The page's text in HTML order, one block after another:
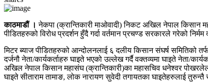
काठमाडौं । नेकपा (क्रान्तिकारी माओवादी) निकट अखिल नेपाल किसान
पीडितहरुको विरोध प्रदर्शन हुँदै गर्दा वर्तमान प्रचण्ड सरकारले गरेको
मिटर ब्याज पीडितहरुको आन्दोलनलाई ६ दलीय किसान संघर्ष समितिको
दर्जनौ नेता/कार्यकर्ताहरु घाइते भएको उल्लेख गर्दै वक्तव्यमा घाइते नेता/
अखिल नेपाल किसान महासंघ (क्रान्तिकारी)का महासचिव धनेश्वर
घाइते सीताराम तामाङ, लोक नारायण सुवेदी तगायतका घाइतेहरुलाई